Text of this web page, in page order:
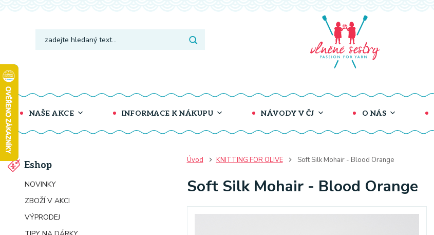
NAŠE AKCE INFORMACE K NÁKUPU NÁVODY V ČJ O NÁS
Eshop
NOVINKY
ZBOŽÍ V AKCI
VÝPRODEJ
Úvod KNITTING FOR OLIVE Soft Silk Mohair - Blood Orange
Soft Silk Mohair - Blood Orange